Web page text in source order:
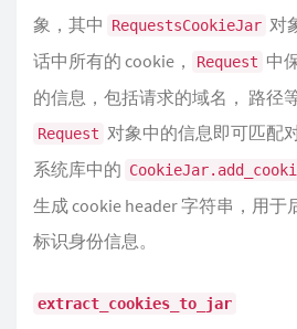
象，其中
RequestsCookieJar 对
话中所有的 cookie，
Request 中
的信息，包括请求的域名， 路径
Request 对象中的信息即可匹配
系统库中的
生成 cookie header 字符串，用
标识身份信息。
extract_cookies_to_jar